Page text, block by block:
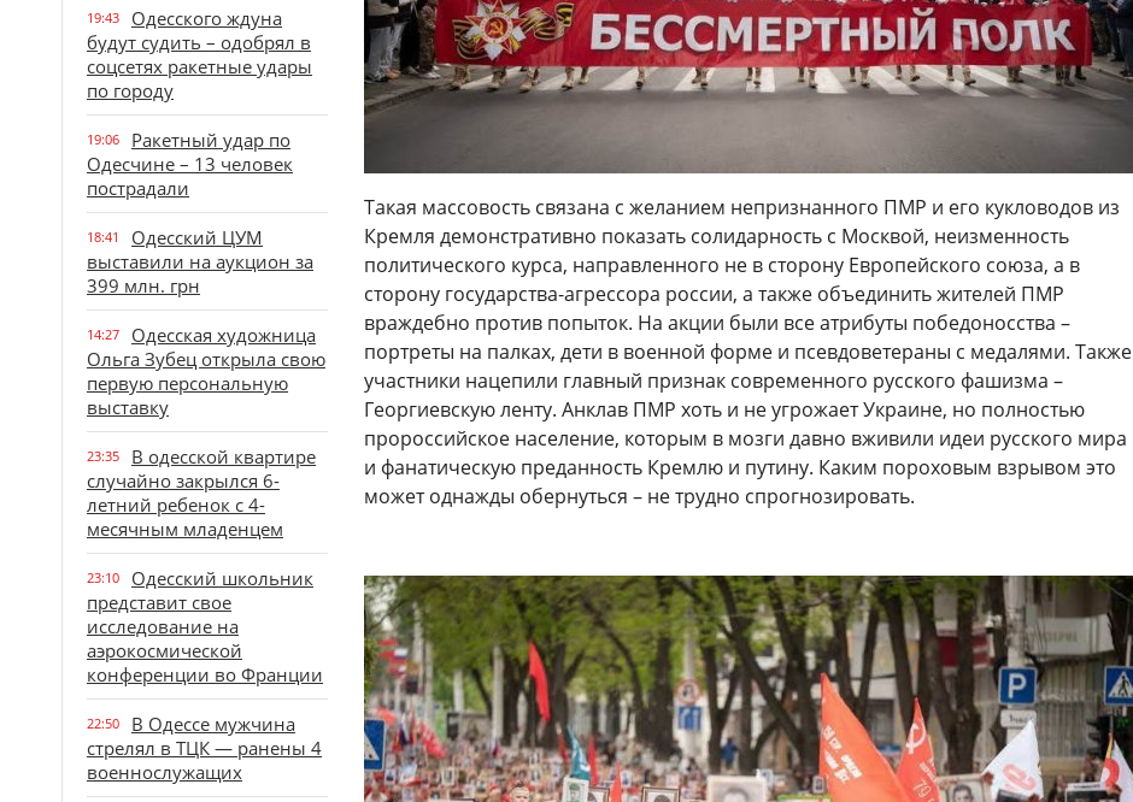
19:43
Одесского ждуна
будут судить – одобрял в
соцсетях ракетные удары
по городу
19:06
Ракетный удар по
Одесчине – 13 человек
пострадали
18:41
Одесский ЦУМ
выставили на аукцион за
399 млн. грн
14:27
Одесская художница
Ольга Зубец открыла свою
первую персональную
выставку
23:35
В одесской квартире
случайно закрылся 6-
летний ребенок с 4-
месячным младенцем
23:10
Одесский школьник
представит свое
исследование на
аэрокосмической
конференции во Франции
22:50
В Одессе мужчина
стрелял в ТЦК — ранены 4
военнослужащих
Такая массовость связана с желанием непризнанного ПМР и его кукловодов из
Кремля демонстративно показать солидарность с Москвой, неизменность
политического курса, направленного не в сторону Европейского союза, а в
сторону государства-агрессора россии, а также объединить жителей ПМР
враждебно против попыток. На акции были все атрибуты победоносства –
портреты на палках, дети в военной форме и псевдоветераны с медалями. Также
участники нацепили главный признак современного русского фашизма –
Георгиевскую ленту. Анклав ПМР хоть и не угрожает Украине, но полностью
пророссийское население, которым в мозги давно вживили идеи русского мира
и фанатическую преданность Кремлю и путину. Каким пороховым взрывом это
может однажды обернуться – не трудно спрогнозировать.